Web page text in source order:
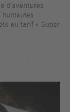
d’aventures
humaines
au tarif « Super